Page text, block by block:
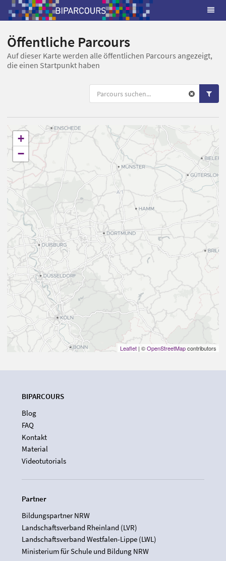
Öffentliche Parcours
Auf dieser Karte werden alle öffentlichen Parcours angezeigt,
die einen Startpunkt haben
+
−
Leaflet | ©OpenStreetMapcontributors
BIPARCOURS
Blog
FAQ
Kontakt
Material
Videotutorials
Partner
Bildungspartner NRW
Landschaftsverband Rheinland (LVR)
Landschaftsverband Westfalen-Lippe (LWL)
Ministerium für Schule und Bildung NRW